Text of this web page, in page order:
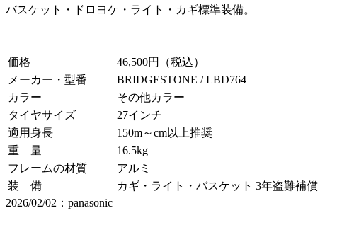
バスケット・ドロヨケ・ライト・カギ標準装備。
価格
46,500円（税込）
メーカー・型番
BRIDGESTONE / LBD764
カラー
その他カラー
タイヤサイズ
27インチ
適用身長
150m～cm以上推奨
重 量
16.5kg
フレームの材質
アルミ
装 備
カギ・ライト・バスケット 3年盗難補償
2026/02/02：panasonic